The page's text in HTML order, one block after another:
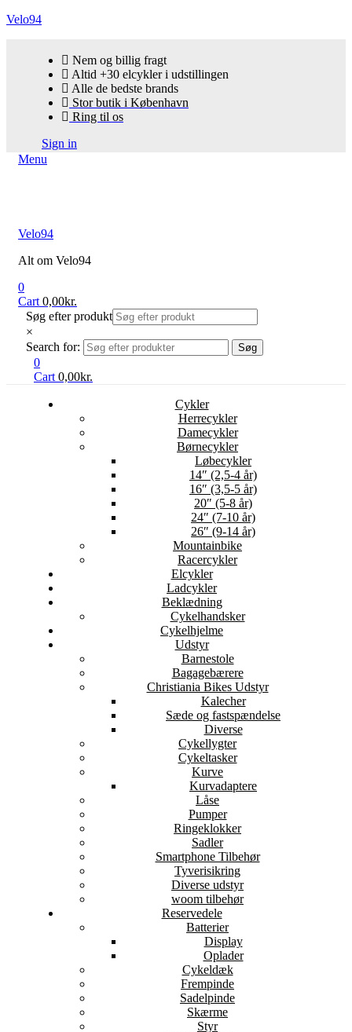
Velo94
Nem og billig fragt
Altid +30 elcykler i udstillingen
Alle de bedste brands
Stor butik i København
Ring til os
Sign in
Menu
Velo94
Alt om Velo94
0
Cart 0,00kr.
Søg efter produkt
×
Search for:
Søg
0
Cart 0,00kr.
Cykler
Herrecykler
Damecykler
Børnecykler
Løbecykler
14″ (2,5-4 år)
16″ (3,5-5 år)
20″ (5-8 år)
24″ (7-10 år)
26″ (9-14 år)
Mountainbike
Racercykler
Elcykler
Ladcykler
Beklædning
Cykelhandsker
Cykelhjelme
Udstyr
Barnestole
Bagagebærere
Christiania Bikes Udstyr
Kalecher
Sæde og fastspændelse
Diverse
Cykellygter
Cykeltasker
Kurve
Kurvadaptere
Låse
Pumper
Ringeklokker
Sadler
Smartphone Tilbehør
Tyverisikring
Diverse udstyr
woom tilbehør
Reservedele
Batterier
Display
Oplader
Cykeldæk
Frempinde
Sadelpinde
Skærme
Styr